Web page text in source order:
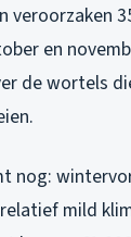
veroorzaken
en
de wortels
nog:
mild